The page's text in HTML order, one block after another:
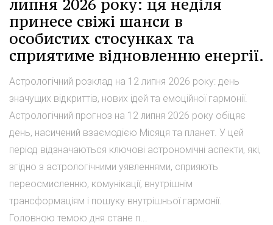
липня 2026 року: ця неділя
принесе свіжі шанси в
особистих стосунках та
сприятиме відновленню енергії.
Астрологічний розклад на 12 липня 2026 року: день
значущих відкриттів, нових ідей та емоційної гармонії.
Астрологічний прогноз на 12 липня 2026 року обіцяє
день, насичений взаємодією Місяця та планет. У цей
період відзначаються ключові астрономічні аспекти, які,
згідно з астрологічними уявленнями, сприяють
переосмисленню, комунікації, внутрішнім
трансформаціям і пошуку внутрішньої гармонії.
Головною темою дня стане п...